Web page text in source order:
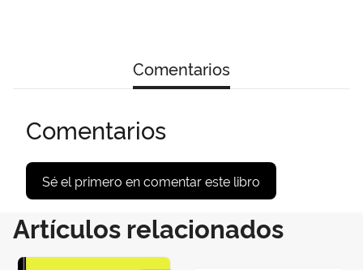
Comentarios
Comentarios
Sé el primero en comentar este libro
Artículos relacionados